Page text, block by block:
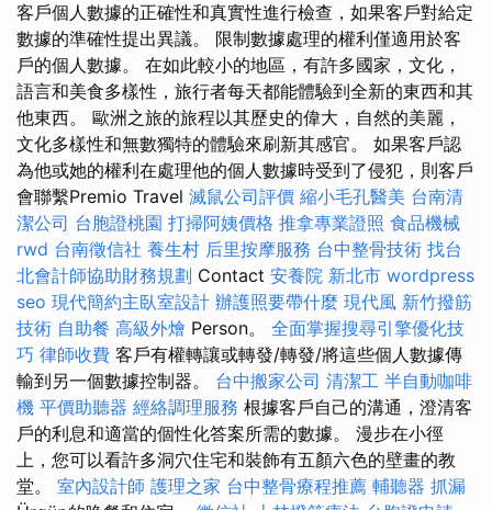
客戶個人數據的正確性和真實性進行檢查，如果客戶對給定
數據的準確性提出異議。 限制數據處理的權利僅適用於客
戶的個人數據。 在如此較小的地區，有許多國家，文化，
語言和美食多樣性，旅行者每天都能體驗到全新的東西和其
他東西。 歐洲之旅的旅程以其歷史的偉大，自然的美麗，
文化多樣性和無數獨特的體驗來刷新其感官。 如果客戶認
為他或她的權利在處理他的個人數據時受到了侵犯，則客戶
會聯繫Premio Travel 滅鼠公司評價 縮小毛孔醫美 台南清
潔公司 台胞證桃園 打掃阿姨價格 推拿專業證照 食品機械
rwd 台南徵信社 養生村 后里按摩服務 台中整骨技術 找台
北會計師協助財務規劃 Contact 安養院 新北市 wordpress
seo 現代簡約主臥室設計 辦護照要帶什麼 現代風 新竹撥筋
技術 自助餐 高級外燴 Person。 全面掌握搜尋引擎優化技
巧 律師收費 客戶有權轉讓或轉發/轉發/將這些個人數據傳
輸到另一個數據控制器。 台中搬家公司 清潔工 半自動咖啡
機 平價助聽器 經絡調理服務 根據客戶自己的溝通，澄清客
戶的利息和適當的個性化答案所需的數據。 漫步在小徑
上，您可以看許多洞穴住宅和裝飾有五顏六色的壁畫的教
堂。 室內設計師 護理之家 台中整骨療程推薦 輔聽器 抓漏